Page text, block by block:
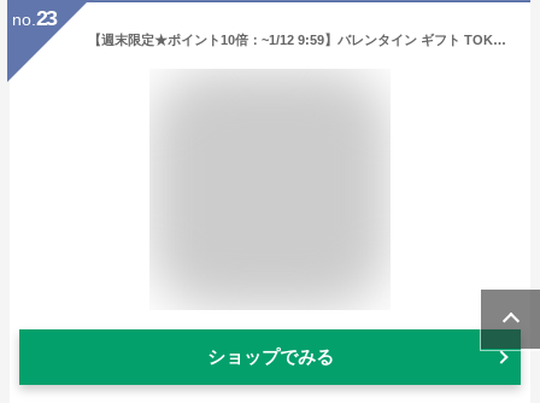
no. 23
【週末限定★ポイント10倍：~1/12 9:59】バレンタイン ギフト TOKYO BAKED BASE ギフトセット Mサイズ｜お菓子 ギフト スイーツ あまおう 焼き菓子 洋菓子 個包装 東京 送料無料 宅急便発送 Agift
ショップでみる